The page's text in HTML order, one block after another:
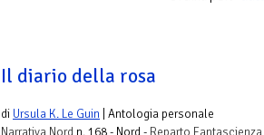
Il diario della rosa
di Ursula K. Le Guin | Antologia personale